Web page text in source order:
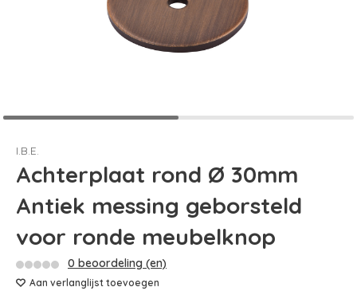
I.B.E.
Achterplaat rond Ø 30mm
Antiek messing geborsteld
voor ronde meubelknop
0 beoordeling (en)
Aan verlanglijst toevoegen